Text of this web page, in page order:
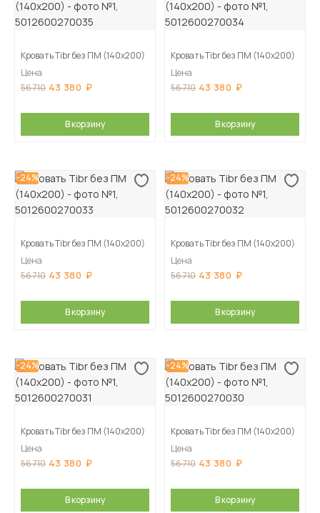
Кровать Tibr без ПМ (140х200)
Цена
56 710 43 380
В корзину
Кровать Tibr без ПМ (140х200)
Цена
56 710 43 380
В корзину
-24%
Кровать Tibr без ПМ (140х200)
Цена
56 710 43 380
В корзину
-24%
Кровать Tibr без ПМ (140х200)
Цена
56 710 43 380
В корзину
-24%
Кровать Tibr без ПМ (140х200)
Цена
56 710 43 380
В корзину
-24%
Кровать Tibr без ПМ (140х200)
Цена
56 710 43 380
В корзину